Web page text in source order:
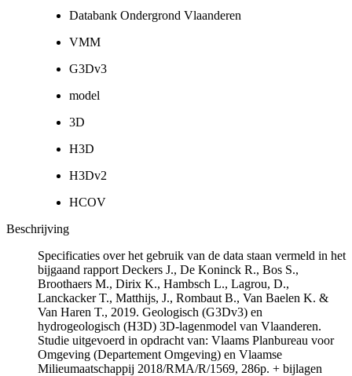
Databank Ondergrond Vlaanderen
VMM
G3Dv3
model
3D
H3D
H3Dv2
HCOV
Beschrijving
Specificaties over het gebruik van de data staan vermeld in het
bijgaand rapport Deckers J., De Koninck R., Bos S.,
Broothaers M., Dirix K., Hambsch L., Lagrou, D.,
Lanckacker T., Matthijs, J., Rombaut B., Van Baelen K. &
Van Haren T., 2019. Geologisch (G3Dv3) en
hydrogeologisch (H3D) 3D-lagenmodel van Vlaanderen.
Studie uitgevoerd in opdracht van: Vlaams Planbureau voor
Omgeving (Departement Omgeving) en Vlaamse
Milieumaatschappij 2018/RMA/R/1569, 286p. + bijlagen